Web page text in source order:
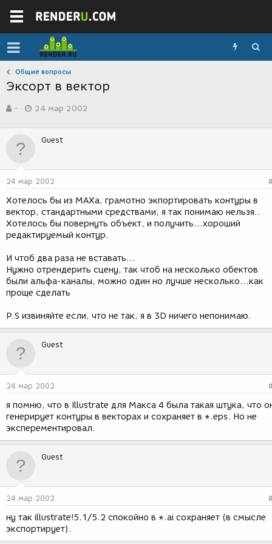
Общие вопросы
Эксорт в вектор
в
р
м
-
а
д
н
и
я
24 мар 2002
Guest
24 мар 2002
Хотелось бы из МАХа, грамотно экпортировать контуры в
вектор, стандартными средствами, я так понимаю нельзя..
Хотелось бы повернуть объект, и получить...хороший
редактируемый контур.
И чтоб два раза не вставать...
Нужно отрендерить сцену, так чтоб на несколько обектов
были альфа-каналы, можно один но лучше несколько...как
проще сделать
P.S извиняйте если, что не так, я в 3D ничего непонимаю.
Guest
24 мар 2002
я помню, что в Illustrate для Макса 4 была такая штука, что
генерирует контуры в векторах и сохраняет в *.eps. Но не
эксперементировал.
Guest
24 мар 2002
ну так illustrate!5.1/5.2 спокойно в *.ai сохраняет (в смысле
экспортирует).